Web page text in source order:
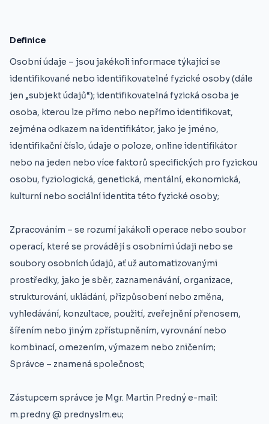
Definice
Osobní údaje – jsou jakékoli informace týkající se
identifikované nebo identifikovatelné fyzické osoby (dále
jen „subjekt údajů“); identifikovatelná fyzická osoba je
osoba, kterou lze přímo nebo nepřímo identifikovat,
zejména odkazem na identifikátor, jako je jméno,
identifikační číslo, údaje o poloze, online identifikátor
nebo na jeden nebo více faktorů specifických pro fyzickou
osobu, fyziologická, genetická, mentální, ekonomická,
kulturní nebo sociální identita této fyzické osoby;
Zpracováním – se rozumí jakákoli operace nebo soubor
operací, které se provádějí s osobními údaji nebo se
soubory osobních údajů, ať už automatizovanými
prostředky, jako je sběr, zaznamenávání, organizace,
strukturování, ukládání, přizpůsobení nebo změna,
vyhledávání, konzultace, použití, zveřejnění přenosem,
šířením nebo jiným zpřístupněním, vyrovnání nebo
kombinací, omezením, výmazem nebo zničením;
Správce – znamená společnost;
Zástupcem správce je Mgr. Martin Predný e-mail:
m.predny @ prednyslm.eu;